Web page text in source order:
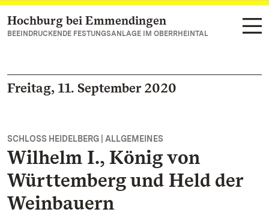
Zum Hauptinhalt springen
Hochburg bei Emmendingen
BEEINDRUCKENDE FESTUNGSANLAGE IM OBERRHEINTAL
Freitag, 11. September 2020
SCHLOSS HEIDELBERG | ALLGEMEINES
Wilhelm I., König von
Württemberg und Held der
Weinbauern